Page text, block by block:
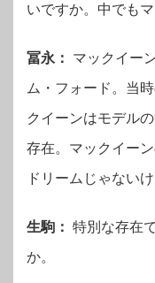
いですか。中でも
冨永：
マックイー
ム・フォード。当
クイーンはモデル
存在。マックイー
ドリームじゃない
生駒： 特別な存在
か。